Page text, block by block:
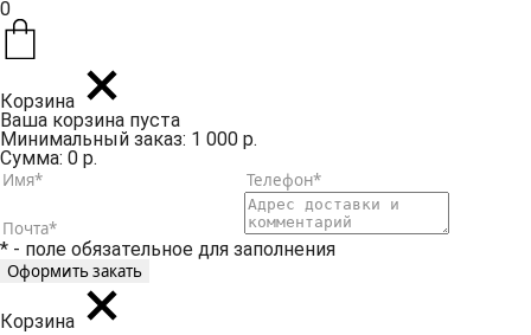
0
Корзина
Ваша корзина пуста
Минимальный заказ: 1 000 р.
Сумма: 0 р.
* - поле обязательное для заполнения
Корзина